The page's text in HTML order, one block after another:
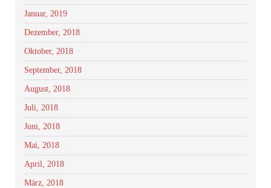
Januar, 2019
Dezember, 2018
Oktober, 2018
September, 2018
August, 2018
Juli, 2018
Juni, 2018
Mai, 2018
April, 2018
März, 2018